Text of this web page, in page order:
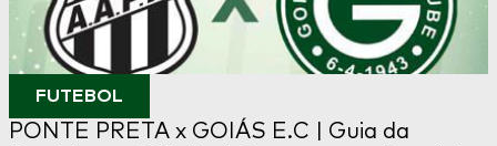
FUTEBOL
PONTE PRETA x GOIÁS E.C | Guia da